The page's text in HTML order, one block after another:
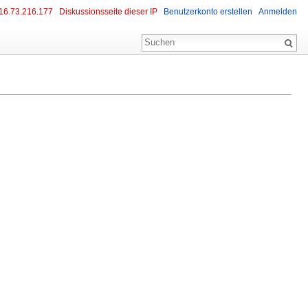
Diskussionsseite dieser IP Benutzerkonto erstellen Anmelden